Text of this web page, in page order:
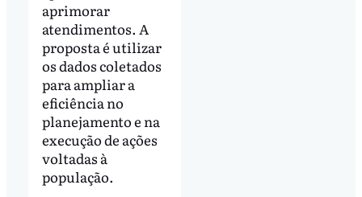
aprimorar
atendimentos. A
proposta é utilizar
os dados coletados
para ampliar a
eficiência no
planejamento e na
execução de ações
voltadas à
população.